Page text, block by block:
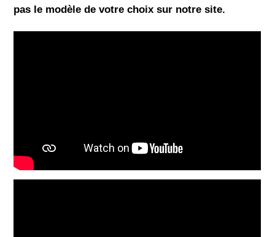
pas le modèle de votre choix sur notre site.